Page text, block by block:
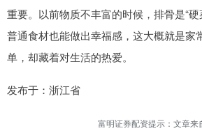
重要。以前物质不丰富的时候，排骨是“硬
普通食材也能做出幸福感，这大概就是
单，却藏着对生活的热爱。
发布于：浙江省
富明证券配资提示：文章来